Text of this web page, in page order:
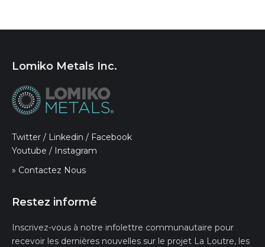
Lomiko Metals Inc.
Twitter / Linkedin / Facebook
Youtube / Instagram
» Contactez Nous
Restez informé
Inscrivez-vous à notre infolettre communautaire pour
recevoir les dernières nouvelles sur le projet La Loutre, les